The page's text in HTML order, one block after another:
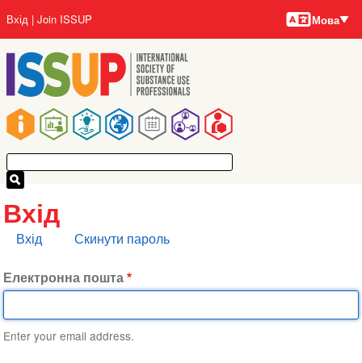
до
основного
вмісту
Main
navigation
User
account
menu
Вхід Join ISSUP Мови
Мова
Вхід
Основні
Вхід Скинути пароль
Електронна пошта
Enter your email address.